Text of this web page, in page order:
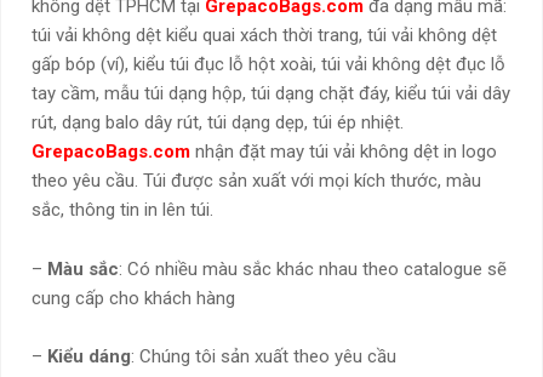
không dệt TPHCM tại GrepacoBags.com đa dạng mẫu mã:
túi vải không dệt kiểu quai xách thời trang, túi vải không dệt
gấp bóp (ví), kiểu túi đục lỗ hột xoài, túi vải không dệt đục lỗ
tay cầm, mẫu túi dạng hộp, túi dạng chặt đáy, kiểu túi vải dây
rút, dạng balo dây rút, túi dạng dẹp, túi ép nhiệt.
GrepacoBags.com nhận đặt may túi vải không dệt in logo
theo yêu cầu. Túi được sản xuất với mọi kích thước, màu
sắc, thông tin in lên túi.
– Màu sắc: Có nhiều màu sắc khác nhau theo catalogue sẽ
cung cấp cho khách hàng
– Kiểu dáng: Chúng tôi sản xuất theo yêu cầu